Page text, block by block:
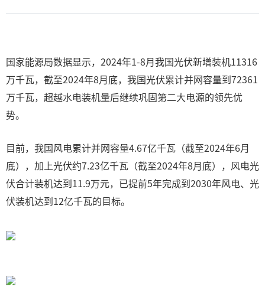
国家能源局数据显示，2024年1-8月我国光伏新增装机11316
万千瓦，截至2024年8月底，我国光伏累计并网容量到72361
万千瓦，超越水电装机量后继续巩固第二大电源的领先优
势。
目前，我国风电累计并网容量4.67亿千瓦（截至2024年6月
底），加上光伏约7.23亿千瓦（截至2024年8月底），风电光
伏合计装机达到11.9万元，已提前5年完成到2030年风电、光
伏装机达到12亿千瓦的目标。